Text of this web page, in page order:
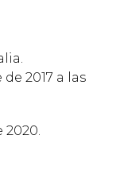
2017 a las
2020.